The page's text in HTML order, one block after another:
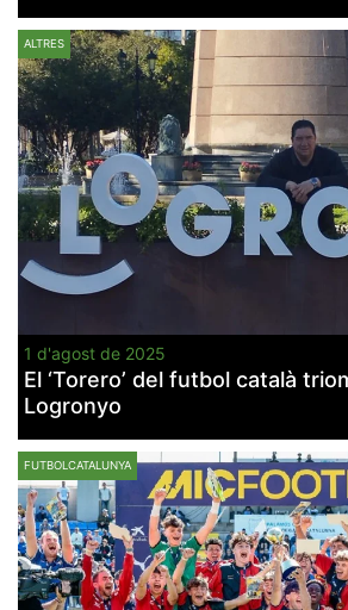
ALTRES
1 d'agost de 2025
El ‘Torero’ del futbol català
Logronyo
FUTBOLCATALUNYA